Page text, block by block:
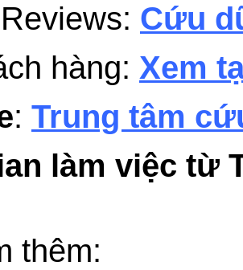
Cứu
hàng: Xem
: Trung tâm
làm việc từ
thêm: